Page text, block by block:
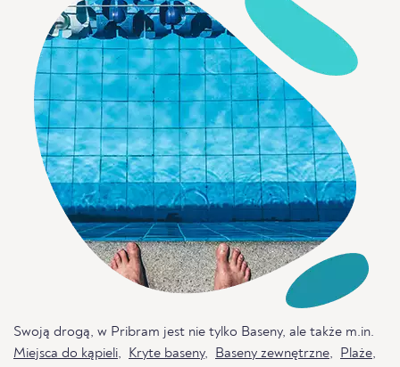
Swoją drogą, w Pribram jest nie tylko Baseny, ale także m.in.
Miejsca do kąpieli, Kryte baseny, Baseny zewnętrzne, Plaże,